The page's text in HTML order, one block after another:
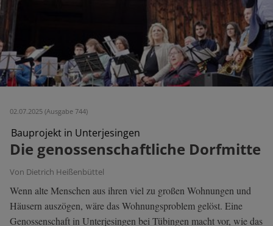
02.07.2025 (Ausgabe 744)
Bauprojekt in Unterjesingen
Die genossenschaftliche Dorfmitte
Von Dietrich Heißenbüttel
Wenn alte Menschen aus ihren viel zu großen Wohnungen und
Häusern auszögen, wäre das Wohnungsproblem gelöst. Eine
Genossenschaft in Unterjesingen bei Tübingen macht vor, wie das